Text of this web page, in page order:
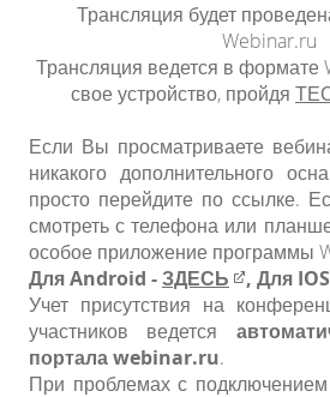
Трансляция будет
Webinar.ru
Трансляция ведется в формате
свое устройство, пройдя
Если Вы просматриваете
никакого дополнительного
просто перейдите по ссылке.
смотреть с телефона или
особое приложение программы
Для Android -ЗДЕСЬ​ , Для
Учет присутствия на
участников ведется
портала webinar.ru.
При проблемах с